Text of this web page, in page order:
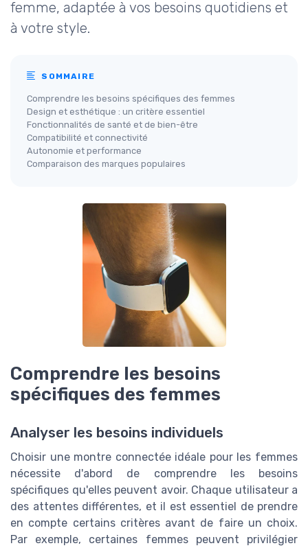
femme, adaptée à vos besoins quotidiens et
à votre style.
SOMMAIRE
Comprendre les besoins spécifiques des femmes
Design et esthétique : un critère essentiel
Fonctionnalités de santé et de bien-être
Compatibilité et connectivité
Autonomie et performance
Comparaison des marques populaires
Comprendre les besoins
spécifiques des femmes
Analyser les besoins individuels
Choisir une montre connectée idéale pour les femmes
nécessite d'abord de comprendre les besoins
spécifiques qu'elles peuvent avoir. Chaque utilisateur a
des attentes différentes, et il est essentiel de prendre
en compte certains critères avant de faire un choix.
Par exemple, certaines femmes peuvent privilégier